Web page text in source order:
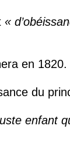
«
en 1820.
du
enfant